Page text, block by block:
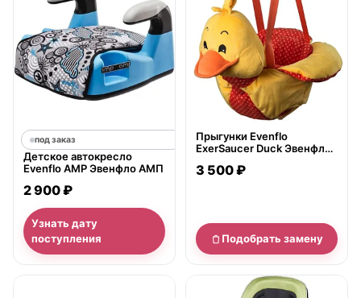
под заказ
Детское автокресло
Evenflo AMP Эвенфло АМП
2 900 ₽
Узнать дату
поступления
Прыгунки Evenflo
ExerSaucer Duck Эвенфло
3 500 ₽
Подобрать замену
нет в продаже